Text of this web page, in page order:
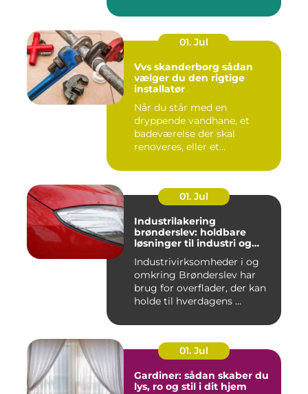
01. Jul
Vvs skanderborg sådan
vælger du den rigtige
installatør
Når du står med en
dryppende vandhane, et
badeværelse der skal
renoveres, eller et
01. Jul
Industrilakering
brønderslev: holdbare
løsninger til industri og
Industrivirksomheder i og
omkring Brønderslev har
brug for overflader, der kan
holde til hverdagens ...
01. Jul
Gardiner: sådan skaber du
lys, ro og stil i dit hjem